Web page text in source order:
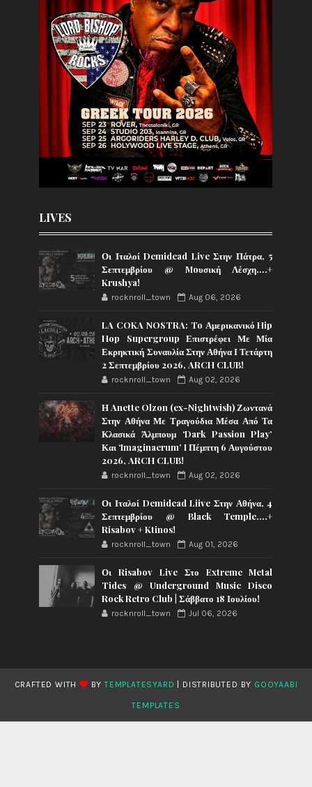
LIVES
Οι Ιταλοί Demidead Live Στην Πάτρα, 5
Σεπτεμβρίου @ Moυσική Λέσχη….+
Krushya!
rocknroll_town Aug 06, 2026
LA COKA NOSTRA: To Αμερικανικό Hip
Hop Supergroup Επιστρέφει Με Μία
Εκρηκτική Συναυλία Στην Αθήνα Ι Τετάρτη
2 Σεπτεμβρίου 2026, ARCH CLUB!
rocknroll_town Aug 02, 2026
Η Anette Olzon (ex-Nightwish) Ζωντανά
Στην Αθήνα Με Τραγούδια Μέσα Από Τα
Κλασικά Άλμπουμ ‘Dark Passion Play’
Και ‘Imaginaerum’ I Πέμπτη 6 Αυγούστου
2026, ARCH CLUB!
rocknroll_town Aug 02, 2026
Οι Ιταλοί Demidead Liive Στην Αθήνα, 4
Σεπτεμβρίου @ Black Temple….+
Risabov + Ktinos!
rocknroll_town Aug 01, 2026
Οι Risabov Live Στο Extreme Metal
Tides @ Underground Music Disco
Rock Retro Club | Σάββατο 18 Ιουλίου!
rocknroll_town Jul 06, 2026
CRAFTED WITH BYTEMPLATESYARD | DISTRIBUTED BY GOOYAABI
TEMPLATES